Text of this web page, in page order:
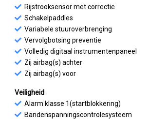
Rijstrooksensor met correctie
Schakelpaddles
Variabele stuuroverbrenging
Vervolgbotsing preventie
Volledig digitaal instrumentenpaneel
Zij airbag(s) achter
Zij airbag(s) voor
Veiligheid
Alarm klasse 1(startblokkering)
Bandenspanningscontrolesysteem